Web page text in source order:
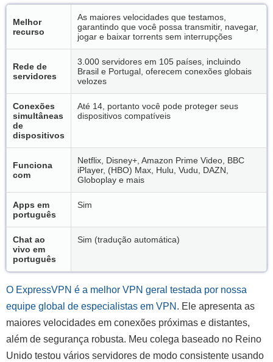
Melhor
recurso
As maiores velocidades que testamos,
garantindo que você possa transmitir, navegar,
jogar e baixar torrents sem interrupções
Rede de
servidores
3.000 servidores em 105 países, incluindo
Brasil e Portugal, oferecem conexões globais
velozes
Conexões
simultâneas
de
dispositivos
Até 14, portanto você pode proteger seus
dispositivos compatíveis
Funciona
com
Netflix, Disney+, Amazon Prime Video, BBC
iPlayer, (HBO) Max, Hulu, Vudu, DAZN,
Globoplay e mais
Apps em
português
Sim
Chat ao
vivo em
português
Sim (tradução automática)
O ExpressVPN é a melhor VPN geral testada por nossa
equipe global de especialistas em VPN . Ele apresenta as
maiores velocidades em conexões próximas e distantes,
além de segurança robusta. Meu colega baseado no Reino
Unido testou vários servidores de modo consistente usando